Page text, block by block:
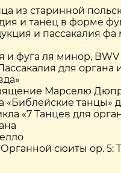
из старинной
и танец в форме
и пассакалия
и фуга ля минор, BWV
для
Марселю
«Библейские танцы»
«7 Танцев для
сюиты ор. 5: